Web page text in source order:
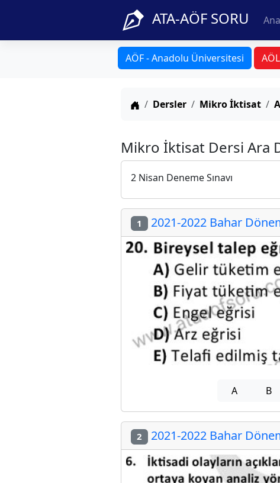
ATA-AÖF SORU
AÖF - Anadolu Üniversitesi
Anasayfa
Dersler Mikro İktisat
Mikro İktisat Dersi Ara
2 Nisan Deneme Sınavı
1 2021-2022 Bahar
A B
2 2021-2022 Bahar